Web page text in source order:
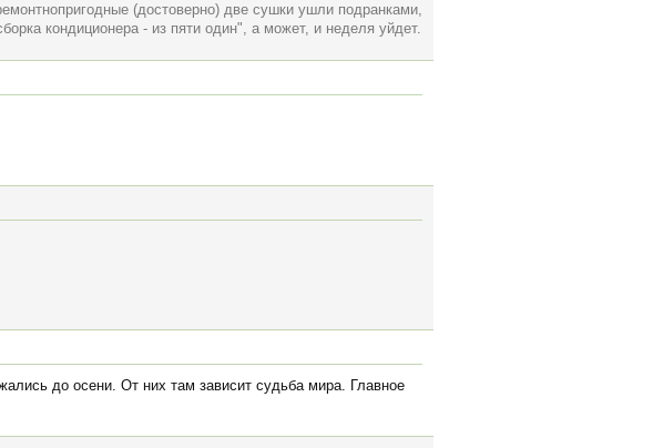
(достоверно) две сушки ушли подранками,
кондиционера - из пяти один", а может, и неделя уйдет.
до осени. От них там зависит судьба мира. Главное